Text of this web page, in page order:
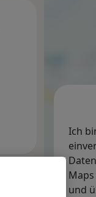
13
Ich
und